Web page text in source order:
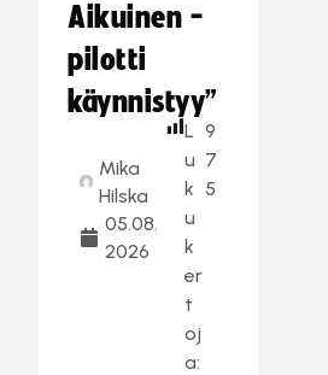
Aikuinen -
pilotti
käynnistyy”
Mika
Hilska
05.08.
2026
L
u
k
u
k
er
t
oj
a:
9
7
5